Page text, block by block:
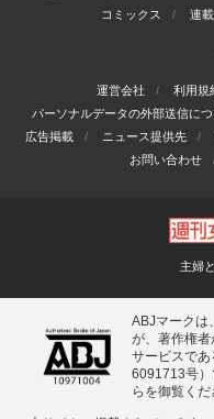
コミックス
連
運営会社 利用規
パーソナルデータの外部送信に
広告掲載
ニュース提供先
お問い合わせ
主婦
ABJマークは
が、著作権
サービスで
6091713号）
らを御覧くだ